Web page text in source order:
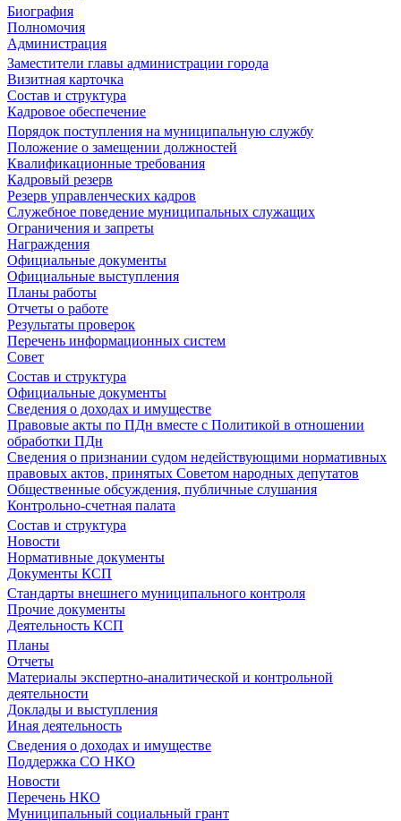
Биография
Полномочия
Администрация
Заместители главы администрации города
Визитная карточка
Состав и структура
Кадровое обеспечение
Порядок поступления на муниципальную службу
Положение о замещении должностей
Квалификационные требования
Кадровый резерв
Резерв управленческих кадров
Служебное поведение муниципальных служащих
Ограничения и запреты
Награждения
Официальные документы
Официальные выступления
Планы работы
Отчеты о работе
Результаты проверок
Перечень информационных систем
Совет
Состав и структура
Официальные документы
Сведения о доходах и имуществе
Правовые акты по ПДн вместе с Политикой в отношении
обработки ПДн
Сведения о признании судом недействующими нормативных
правовых актов, принятых Советом народных депутатов
Общественные обсуждения, публичные слушания
Контрольно-счетная палата
Состав и структура
Новости
Нормативные документы
Документы КСП
Стандарты внешнего муниципального контроля
Прочие документы
Деятельность КСП
Планы
Отчеты
Материалы экспертно-аналитической и контрольной
деятельности
Доклады и выступления
Иная деятельность
Сведения о доходах и имуществе
Поддержка СО НКО
Новости
Перечень НКО
Муниципальный социальный грант